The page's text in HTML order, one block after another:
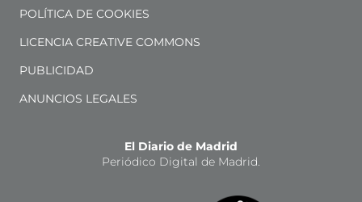
POLÍTICA DE COOKIES
LICENCIA CREATIVE COMMONS
PUBLICIDAD
ANUNCIOS LEGALES
El Diario de Madrid
Periódico Digital de Madrid.